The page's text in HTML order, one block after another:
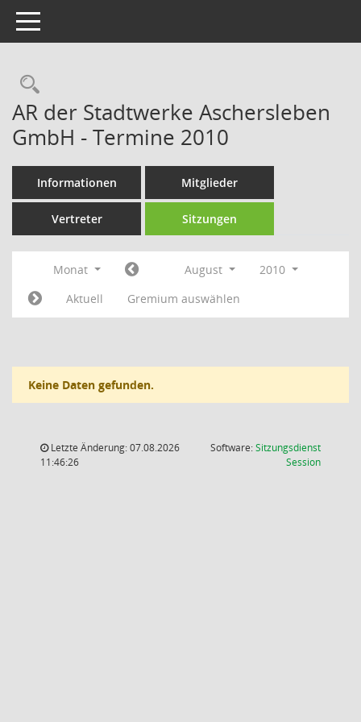
Toggle navigation
Rechercheauswahl
AR der Stadtwerke Aschersleben
GmbH - Termine 2010
Informationen Mitglieder
Vertreter Sitzungen
Monat August
2010
Aktuell
Gremium auswählen
Keine Daten gefunden.
Letzte Änderung: 07.08.2026
11:46:26
Software:Sitzungsdienst
Session(Wird in